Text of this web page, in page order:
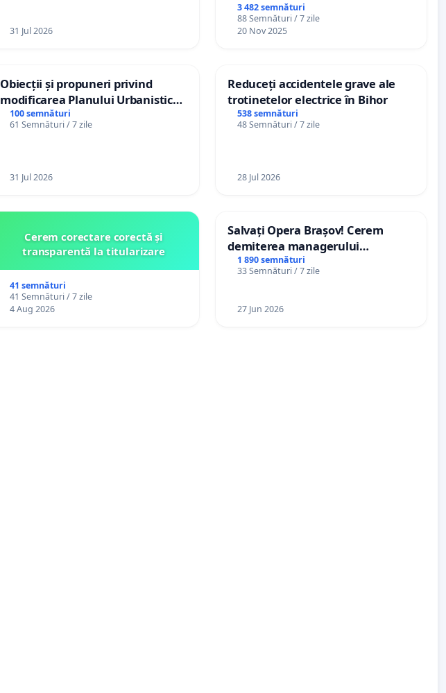
31 Jul 2026
3 482 semnături
88 Semnături / 7 zile
20 Nov 2025
Obiecții și propuneri privind
modificarea Planului Urbanistic
General al orașului Ialoveni
100 semnături
61 Semnături / 7 zile
31 Jul 2026
Reduceți accidentele grave ale
trotinetelor electrice în Bihor
538 semnături
48 Semnături / 7 zile
28 Jul 2026
Cerem corectare corectă și
transparentă la titularizare
41 semnături
41 Semnături / 7 zile
4 Aug 2026
Salvați Opera Brașov! Cerem
demiterea managerului
interimar, Petrean Lucian-Marius!
1 890 semnături
33 Semnături / 7 zile
27 Jun 2026